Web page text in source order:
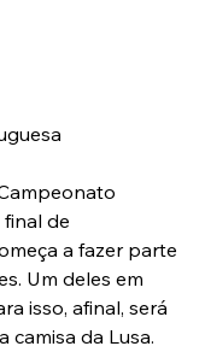
de
a fazer parte
Um deles em
isso, afinal, será
camisa da Lusa.